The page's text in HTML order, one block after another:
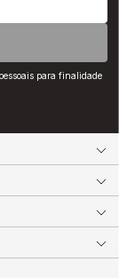
para finalidade